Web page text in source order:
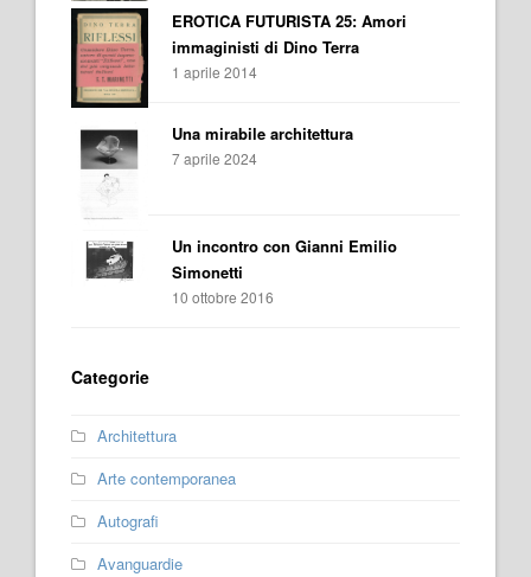
EROTICA FUTURISTA 25: Amori
immaginisti di Dino Terra
1 aprile 2014
Una mirabile architettura
7 aprile 2024
Un incontro con Gianni Emilio
Simonetti
10 ottobre 2016
Categorie
Architettura
Arte contemporanea
Autografi
Avanguardie